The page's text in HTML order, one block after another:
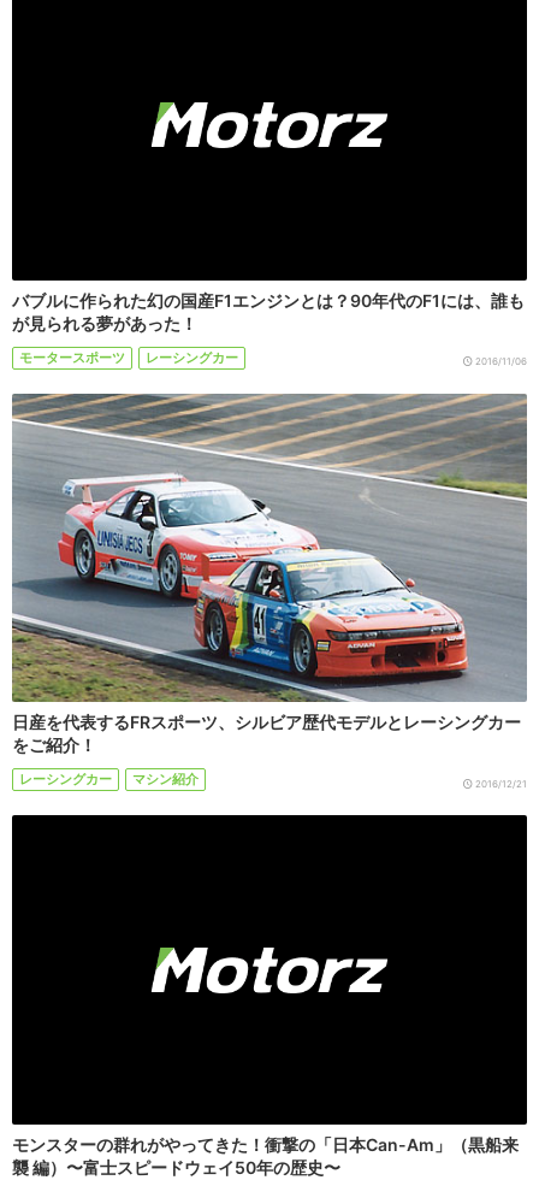
バブルに作られた幻の国産F1エンジンとは？90年代のF1には、誰も
が見られる夢があった！
モータースポーツ レーシングカー 2016/11/06
日産を代表するFRスポーツ、シルビア歴代モデルとレーシングカー
をご紹介！
レーシングカー マシン紹介 2016/12/21
モンスターの群れがやってきた！衝撃の「日本Can-Am」（黒船来
襲 編）〜富士スピードウェイ50年の歴史〜